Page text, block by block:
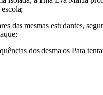
das mesmas estudantes,
dos desmaios Para